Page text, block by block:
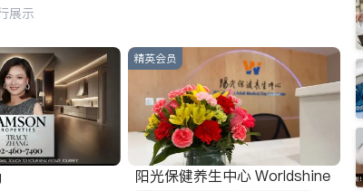
展示
精英会员
阳光保健养生中心 Worldshine